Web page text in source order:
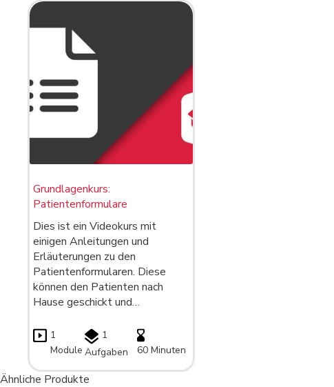
Grundlagenkurs:
Patientenformulare
Dies ist ein Videokurs mit
einigen Anleitungen und
Erläuterungen zu den
Patientenformularen. Diese
können den Patienten nach
Hause geschickt und…
1
Module
1
Aufgaben
60 Minuten
Ähnliche Produkte